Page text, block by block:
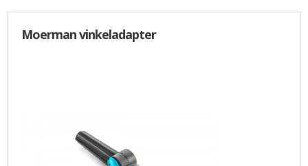
Moerman vinkeladapter